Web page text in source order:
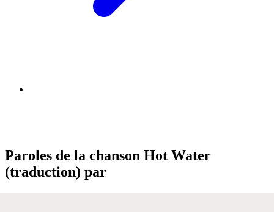
Paroles de la chanson Hot Water
(traduction) par